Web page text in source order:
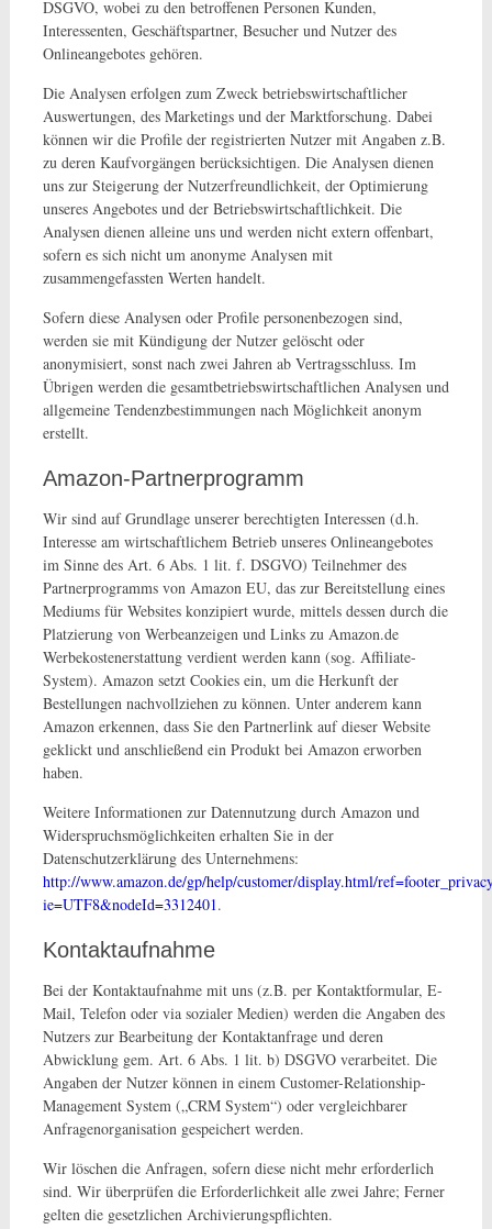
DSGVO, wobei zu den betroffenen Personen Kunden,
Interessenten, Geschäftspartner, Besucher und Nutzer des
Onlineangebotes gehören.
Die Analysen erfolgen zum Zweck betriebswirtschaftlicher
Auswertungen, des Marketings und der Marktforschung. Dabei
können wir die Profile der registrierten Nutzer mit Angaben z.B.
zu deren Kaufvorgängen berücksichtigen. Die Analysen dienen
uns zur Steigerung der Nutzerfreundlichkeit, der Optimierung
unseres Angebotes und der Betriebswirtschaftlichkeit. Die
Analysen dienen alleine uns und werden nicht extern offenbart,
sofern es sich nicht um anonyme Analysen mit
zusammengefassten Werten handelt.
Sofern diese Analysen oder Profile personenbezogen sind,
werden sie mit Kündigung der Nutzer gelöscht oder
anonymisiert, sonst nach zwei Jahren ab Vertragsschluss. Im
Übrigen werden die gesamtbetriebswirtschaftlichen Analysen und
allgemeine Tendenzbestimmungen nach Möglichkeit anonym
erstellt.
Amazon-Partnerprogramm
Wir sind auf Grundlage unserer berechtigten Interessen (d.h.
Interesse am wirtschaftlichem Betrieb unseres Onlineangebotes
im Sinne des Art. 6 Abs. 1 lit. f. DSGVO) Teilnehmer des
Partnerprogramms von Amazon EU, das zur Bereitstellung eines
Mediums für Websites konzipiert wurde, mittels dessen durch die
Platzierung von Werbeanzeigen und Links zu Amazon.de
Werbekostenerstattung verdient werden kann (sog. Affiliate-
System). Amazon setzt Cookies ein, um die Herkunft der
Bestellungen nachvollziehen zu können. Unter anderem kann
Amazon erkennen, dass Sie den Partnerlink auf dieser Website
geklickt und anschließend ein Produkt bei Amazon erworben
haben.
Weitere Informationen zur Datennutzung durch Amazon und
Widerspruchsmöglichkeiten erhalten Sie in der
Datenschutzerklärung des Unternehmens:
http://www.amazon.de/gp/help/customer/display.html/
ie=UTF8&nodeId=3312401.
Kontaktaufnahme
Bei der Kontaktaufnahme mit uns (z.B. per Kontaktformular, E-
Mail, Telefon oder via sozialer Medien) werden die Angaben des
Nutzers zur Bearbeitung der Kontaktanfrage und deren
Abwicklung gem. Art. 6 Abs. 1 lit. b) DSGVO verarbeitet. Die
Angaben der Nutzer können in einem Customer-Relationship-
Management System („CRM System“) oder vergleichbarer
Anfragenorganisation gespeichert werden.
Wir löschen die Anfragen, sofern diese nicht mehr erforderlich
sind. Wir überprüfen die Erforderlichkeit alle zwei Jahre; Ferner
gelten die gesetzlichen Archivierungspflichten.